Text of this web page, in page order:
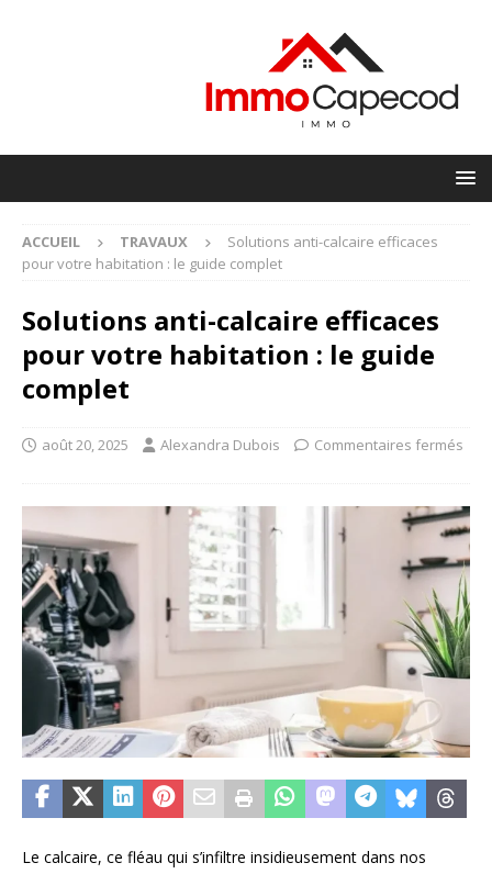
ACCUEIL TRAVAUX
Solutions anti-calcaire efficaces
pour votre habitation : le guide complet
Solutions anti-calcaire efficaces
pour votre habitation : le guide
complet
août 20, 2025 Alexandra Dubois Commentaires fermés
Le calcaire, ce fléau qui s’infiltre insidieusement dans nos